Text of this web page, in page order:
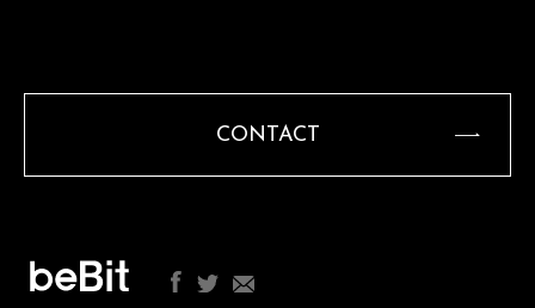
CONTACT